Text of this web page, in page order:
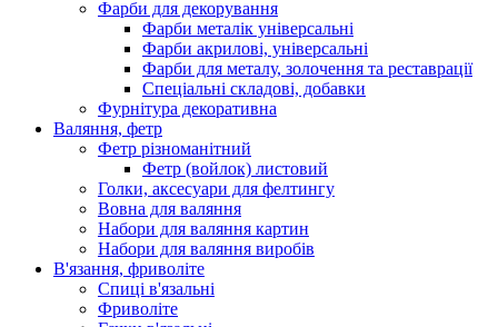
Фарби для декорування
Фарби металік універсальні
Фарби акрилові, універсальні
Фарби для металу, золочення та реставрації
Спеціальні складові, добавки
Фурнітура декоративна
Валяння, фетр
Фетр різноманітний
Фетр (войлок) листовий
Голки, аксесуари для фелтингу
Вовна для валяння
Набори для валяння картин
Набори для валяння виробів
В'язання, фриволіте
Спиці в'язальні
Фриволіте